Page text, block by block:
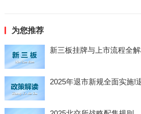
为您推荐
新三板挂牌与上市流程全
2025年退市新规全面实施!